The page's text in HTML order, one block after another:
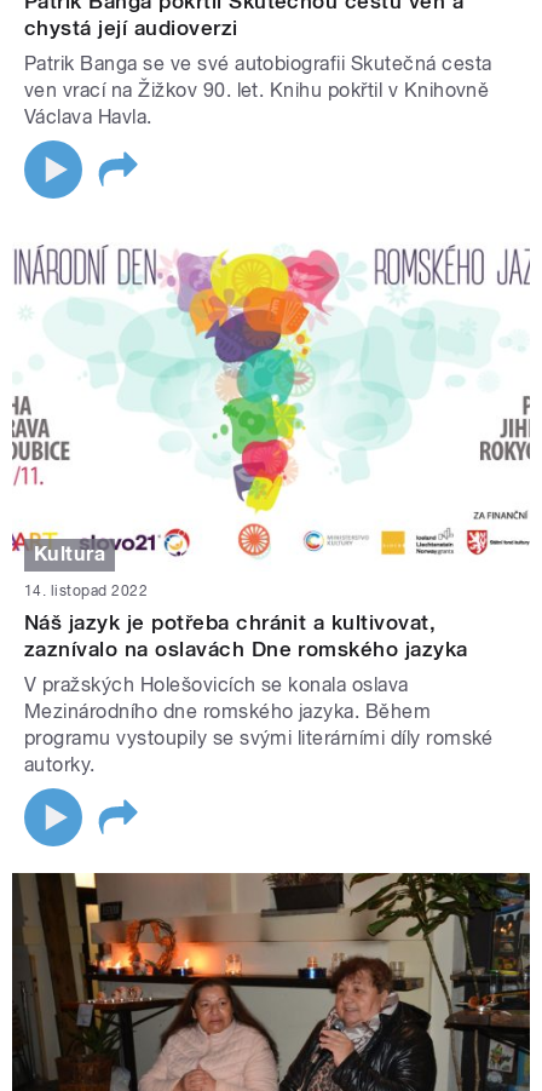
chystá její audioverzi
Patrik Banga se ve své autobiografii Skutečná cesta
ven vrací na Žižkov 90. let. Knihu pokřtil v Knihovně
Václava Havla.
Kultura
14. listopad 2022
Náš jazyk je potřeba chránit a kultivovat,
zaznívalo na oslavách Dne romského jazyka
V pražských Holešovicích se konala oslava
Mezinárodního dne romského jazyka. Během
programu vystoupily se svými literárními díly romské
autorky.